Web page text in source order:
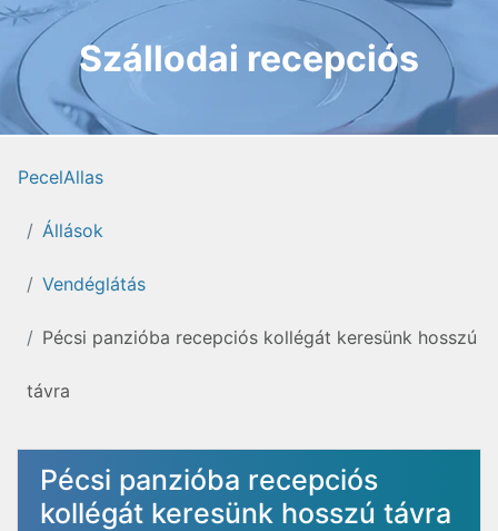
Szállodai recepciós
PecelAllas
Állások
Vendéglátás
Pécsi panzióba recepciós kollégát keresünk hosszú
távra
Pécsi panzióba recepciós
kollégát keresünk hosszú távra